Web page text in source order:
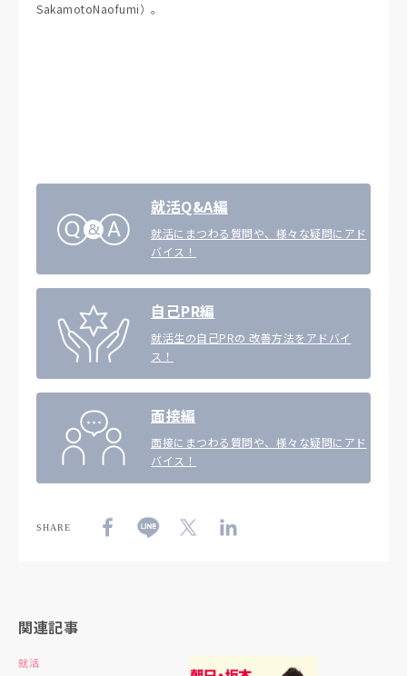
SakamotoNaofumi）。
就活Q&A編
就活にまつわる質問や、様々な疑問にアド
バイス！
自己PR編
就活生の自己PRの 改善方法をアドバイ
ス！
面接編
面接にまつわる質問や、様々な疑問にアド
バイス！
SHARE
関連記事
就活